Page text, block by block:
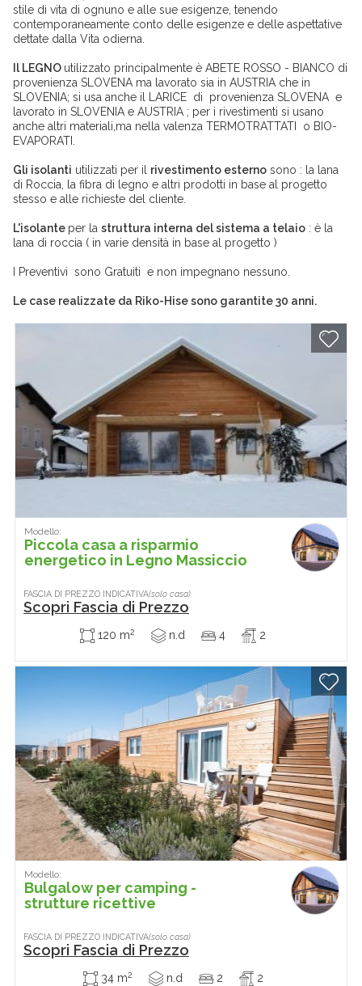
stile di vita di ognuno e alle sue esigenze, tenendo
contemporaneamente conto delle esigenze e delle aspettative
dettate dalla Vita odierna.
Il LEGNO utilizzato principalmente è ABETE ROSSO - BIANCO di
provenienza SLOVENA ma lavorato sia in AUSTRIA che in
SLOVENIA; si usa anche il LARICE di provenienza SLOVENA e
lavorato in SLOVENIA e AUSTRIA ; per i rivestimenti si usano
anche altri materiali,ma nella valenza TERMOTRATTATI o BIO-
EVAPORATI.
Gli isolanti utilizzati per il rivestimento esterno sono : la lana
di Roccia, la fibra di legno e altri prodotti in base al progetto
stesso e alle richieste del cliente.
L'isolante per la struttura interna del sistema a telaio : è la
lana di roccia ( in varie densità in base al progetto )
I Preventivi sono Gratuiti e non impegnano nessuno.
Le case realizzate da Riko-Hise sono garantite 30 anni.
Modello:
Piccola casa a risparmio
energetico in Legno Massiccio
FASCIA DI PREZZO INDICATIVA(solo casa)
Scopri Fascia di Prezzo
120 m2 n.d 4 2
Modello:
Bulgalow per camping -
strutture ricettive
FASCIA DI PREZZO INDICATIVA(solo casa)
Scopri Fascia di Prezzo
34 m2 n.d 2 2